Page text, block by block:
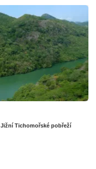
Jižní Tichomořské pobřeží